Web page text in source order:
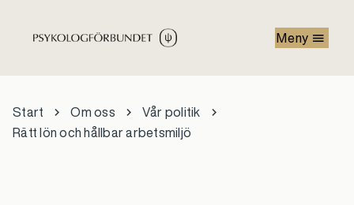
Meny
Start Om oss
Vår politik
Rätt lön och hållbar arbetsmiljö